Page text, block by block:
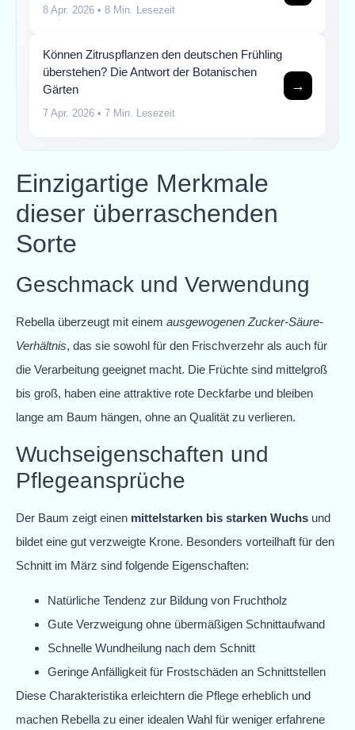
8 Apr. 2026 • 8 Min. Lesezeit
Können Zitruspflanzen den deutschen Frühling
überstehen? Die Antwort der Botanischen
Gärten
7 Apr. 2026 • 7 Min. Lesezeit
→
Einzigartige Merkmale
dieser überraschenden
Sorte
Geschmack und Verwendung
Rebella überzeugt mit einem ausgewogenen Zucker-Säure-
Verhältnis, das sie sowohl für den Frischverzehr als auch für
die Verarbeitung geeignet macht. Die Früchte sind mittelgroß
bis groß, haben eine attraktive rote Deckfarbe und bleiben
lange am Baum hängen, ohne an Qualität zu verlieren.
Wuchseigenschaften und
Pflegeansprüche
Der Baum zeigt einen mittelstarken bis starken Wuchs und
bildet eine gut verzweigte Krone. Besonders vorteilhaft für den
Schnitt im März sind folgende Eigenschaften:
Natürliche Tendenz zur Bildung von Fruchtholz
Gute Verzweigung ohne übermäßigen Schnittaufwand
Schnelle Wundheilung nach dem Schnitt
Geringe Anfälligkeit für Frostschäden an Schnittstellen
Diese Charakteristika erleichtern die Pflege erheblich und
machen Rebella zu einer idealen Wahl für weniger erfahrene